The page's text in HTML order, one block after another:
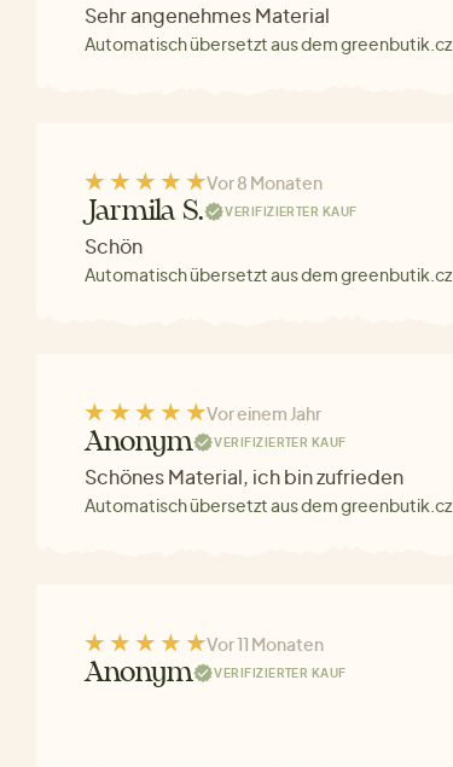
Sehr angenehmes Material
Automatisch übersetzt aus dem greenbutik.cz
Vor 8 Monaten
Jarmila S. VERIFIZIERTER KAUF
Schön
Automatisch übersetzt aus dem greenbutik.cz
Vor einem Jahr
Anonym VERIFIZIERTER KAUF
Schönes Material, ich bin zufrieden
Automatisch übersetzt aus dem greenbutik.cz
Vor 11 Monaten
Anonym VERIFIZIERTER KAUF